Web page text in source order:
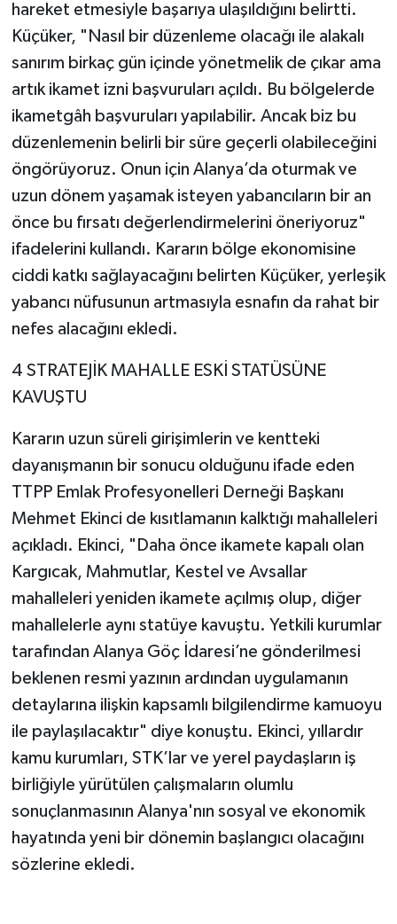
hareket etmesiyle başarıya ulaşıldığını belirtti.
Küçüker, "Nasıl bir düzenleme olacağı ile alakalı
sanırım birkaç gün içinde yönetmelik de çıkar ama
artık ikamet izni başvuruları açıldı. Bu bölgelerde
ikametgâh başvuruları yapılabilir. Ancak biz bu
düzenlemenin belirli bir süre geçerli olabileceğini
öngörüyoruz. Onun için Alanya’da oturmak ve
uzun dönem yaşamak isteyen yabancıların bir an
önce bu fırsatı değerlendirmelerini öneriyoruz"
ifadelerini kullandı. Kararın bölge ekonomisine
ciddi katkı sağlayacağını belirten Küçüker, yerleşik
yabancı nüfusunun artmasıyla esnafın da rahat bir
nefes alacağını ekledi.
4 STRATEJİK MAHALLE ESKİ STATÜSÜNE
KAVUŞTU
Kararın uzun süreli girişimlerin ve kentteki
dayanışmanın bir sonucu olduğunu ifade eden
TTPP Emlak Profesyonelleri Derneği Başkanı
Mehmet Ekinci de kısıtlamanın kalktığı mahalleleri
açıkladı. Ekinci, "Daha önce ikamete kapalı olan
Kargıcak, Mahmutlar, Kestel ve Avsallar
mahalleleri yeniden ikamete açılmış olup, diğer
mahallelerle aynı statüye kavuştu. Yetkili kurumlar
tarafından Alanya Göç İdaresi’ne gönderilmesi
beklenen resmi yazının ardından uygulamanın
detaylarına ilişkin kapsamlı bilgilendirme kamuoyu
ile paylaşılacaktır" diye konuştu. Ekinci, yıllardır
kamu kurumları, STK’lar ve yerel paydaşların iş
birliğiyle yürütülen çalışmaların olumlu
sonuçlanmasının Alanya'nın sosyal ve ekonomik
hayatında yeni bir dönemin başlangıcı olacağını
sözlerine ekledi.